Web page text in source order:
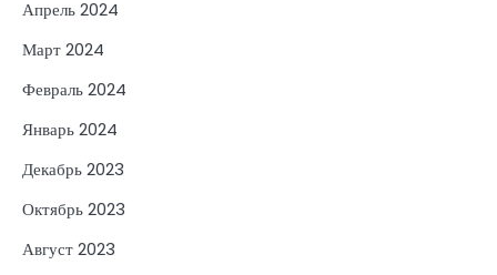
Апрель 2024
Март 2024
Февраль 2024
Январь 2024
Декабрь 2023
Октябрь 2023
Август 2023